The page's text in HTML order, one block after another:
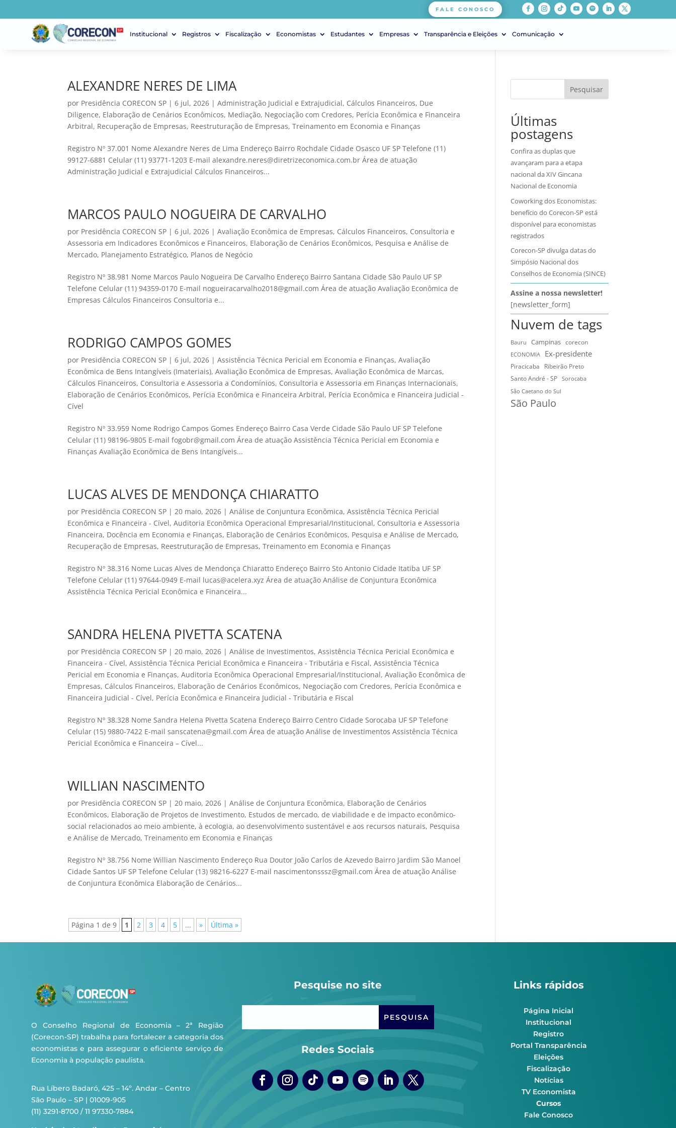
FALE CONOSCO
Institucional Registros Fiscalização Economistas Estudantes Empresas Transparência e Eleições Comunicação
ALEXANDRE NERES DE LIMA
por Presidência CORECON SP |6 jul, 2026 |Administração Judicial e Extrajudicial, Cálculos Financeiros, Due
Diligence, Elaboração de Cenários Econômicos, Mediação, Negociação com Credores, Perícia Econômica e Financeira
Arbitral, Recuperação de Empresas, Reestruturação de Empresas,Treinamento em Economia e Finanças
Registro Nº 37.001 Nome Alexandre Neres de Lima Endereço Bairro Rochdale Cidade Osasco UF SP Telefone (11)
99127-6881 Celular (11) 93771-1203 E-mail alexandre.neres@diretrizeconomica.com.br Área de atuação
Administração Judicial e Extrajudicial Cálculos Financeiros...
MARCOS PAULO NOGUEIRA DE CARVALHO
por Presidência CORECON SP |6 jul, 2026 |Avaliação Econômica de Empresas, Cálculos Financeiros, Consultoria e
Assessoria em Indicadores Econômicos e Financeiros, Elaboração de Cenários Econômicos, Pesquisa e Análise de
Mercado, Planejamento Estratégico, Planos de Negócio
Registro Nº 38.981 Nome Marcos Paulo Nogueira De Carvalho Endereço Bairro Santana Cidade São Paulo UF SP
Telefone Celular (11) 94359-0170 E-mail nogueiracarvalho2018@gmail.com Área de atuação Avaliação Econômica de
Empresas Cálculos Financeiros Consultoria e...
RODRIGO CAMPOS GOMES
por Presidência CORECON SP |6 jul, 2026 |Assistência Técnica Pericial em Economia e Finanças,Avaliação
Econômica de Bens Intangíveis (Imateriais),Avaliação Econômica de Empresas,Avaliação Econômica de Marcas,
Cálculos Financeiros, Consultoria e Assessoria a Condomínios, Consultoria e Assessoria em Finanças Internacionais,
Elaboração de Cenários Econômicos, Perícia Econômica e Financeira Arbitral, Perícia Econômica e Financeira Judicial -
Cível
Registro Nº 33.959 Nome Rodrigo Campos Gomes Endereço Bairro Casa Verde Cidade São Paulo UF SP Telefone
Celular (11) 98196-9805 E-mail fogobr@gmail.com Área de atuação Assistência Técnica Pericial em Economia e
Finanças Avaliação Econômica de Bens Intangíveis...
LUCAS ALVES DE MENDONÇA CHIARATTO
por Presidência CORECON SP |20 maio, 2026 |Análise de Conjuntura Econômica,Assistência Técnica Pericial
Econômica e Financeira - Cível,Auditoria Econômica Operacional Empresarial/Institucional, Consultoria e Assessoria
Financeira, Docência em Economia e Finanças, Elaboração de Cenários Econômicos, Pesquisa e Análise de Mercado,
Recuperação de Empresas, Reestruturação de Empresas,Treinamento em Economia e Finanças
Registro Nº 38.316 Nome Lucas Alves de Mendonça Chiaratto Endereço Bairro Sto Antonio Cidade Itatiba UF SP
Telefone Celular (11) 97644-0949 E-mail lucas@acelera.xyz Área de atuação Análise de Conjuntura Econômica
Assistência Técnica Pericial Econômica e Financeira...
SANDRA HELENA PIVETTA SCATENA
por Presidência CORECON SP |20 maio, 2026 |Análise de Investimentos,Assistência Técnica Pericial Econômica e
Financeira - Cível,Assistência Técnica Pericial Econômica e Financeira - Tributária e Fiscal,Assistência Técnica
Pericial em Economia e Finanças,Auditoria Econômica Operacional Empresarial/Institucional,Avaliação Econômica de
Empresas, Cálculos Financeiros, Elaboração de Cenários Econômicos, Negociação com Credores, Perícia Econômica e
Financeira Judicial - Cível, Perícia Econômica e Financeira Judicial - Tributária e Fiscal
Registro Nº 38.328 Nome Sandra Helena Pivetta Scatena Endereço Bairro Centro Cidade Sorocaba UF SP Telefone
Celular (15) 9880-7422 E-mail sanscatena@gmail.com Área de atuação Análise de Investimentos Assistência Técnica
Pericial Econômica e Financeira – Cível...
WILLIAN NASCIMENTO
por Presidência CORECON SP |20 maio, 2026 |Análise de Conjuntura Econômica, Elaboração de Cenários
Econômicos, Elaboração de Projetos de Investimento, Estudos de mercado, de viabilidade e de impacto econômico-
social relacionados ao meio ambiente, à ecologia, ao desenvolvimento sustentável e aos recursos naturais, Pesquisa
e Análise de Mercado,Treinamento em Economia e Finanças
Registro Nº 38.756 Nome Willian Nascimento Endereço Rua Doutor João Carlos de Azevedo Bairro Jardim São Manoel
Cidade Santos UF SP Telefone Celular (13) 98216-6227 E-mail nascimentonsssz@gmail.com Área de atuação Análise
de Conjuntura Econômica Elaboração de Cenários...
Página 1 de 9 1 2 3 4 5 ... » Última »
Pesquisar
Últimas
postagens
Confira as duplas que
avançaram para a etapa
nacional da XIV Gincana
Nacional de Economia
Coworking dos Economistas:
benefício do Corecon-SP está
disponível para economistas
registrados
Corecon-SP divulga datas do
Simpósio Nacional dos
Conselhos de Economia (SINCE)
Assine a nossa newsletter!
[newsletter_form]
Nuvem de tags
Bauru Campinas
corecon
ECONOMIA
Ex-presidente
Piracicaba
Ribeirão Preto
Santo André - SP
Sorocaba
São Caetano do Sul
São Paulo
O Conselho Regional de Economia – 2ª Região
(Corecon-SP) trabalha para fortalecer a categoria dos
economistas e para assegurar o eficiente serviço de
Economia à população paulista.
Rua Líbero Badaró, 425 – 14º. Andar – Centro
São Paulo – SP | 01009-905
(11) 3291-8700 / 11 97330-7884
Pesquise no site
Redes Sociais
Links rápidos
Página Inicial
Institucional
Registro
Portal Transparência
Eleições
Fiscalização
Notícias
TV Economista
Cursos
Fale Conosco